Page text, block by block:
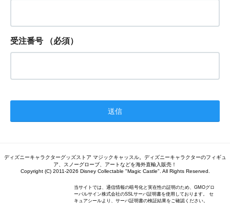
受注番号 （必須）
ディズニーキャラクターグッズストア マジックキャッスル。ディズニーキャラクターのフィギュ
ア、スノーグローブ、アートなどを海外直輸入販売！
Copyright (C) 2011-2026 Disney Collectable "Magic Castle". All Rights Reserved.
当サイトでは、通信情報の暗号化と実在性の証明のため、GMOグロ
ーバルサイン株式会社のSSLサーバ証明書を使用しております。 セ
キュアシールより、サーバ証明書の検証結果をご確認ください。